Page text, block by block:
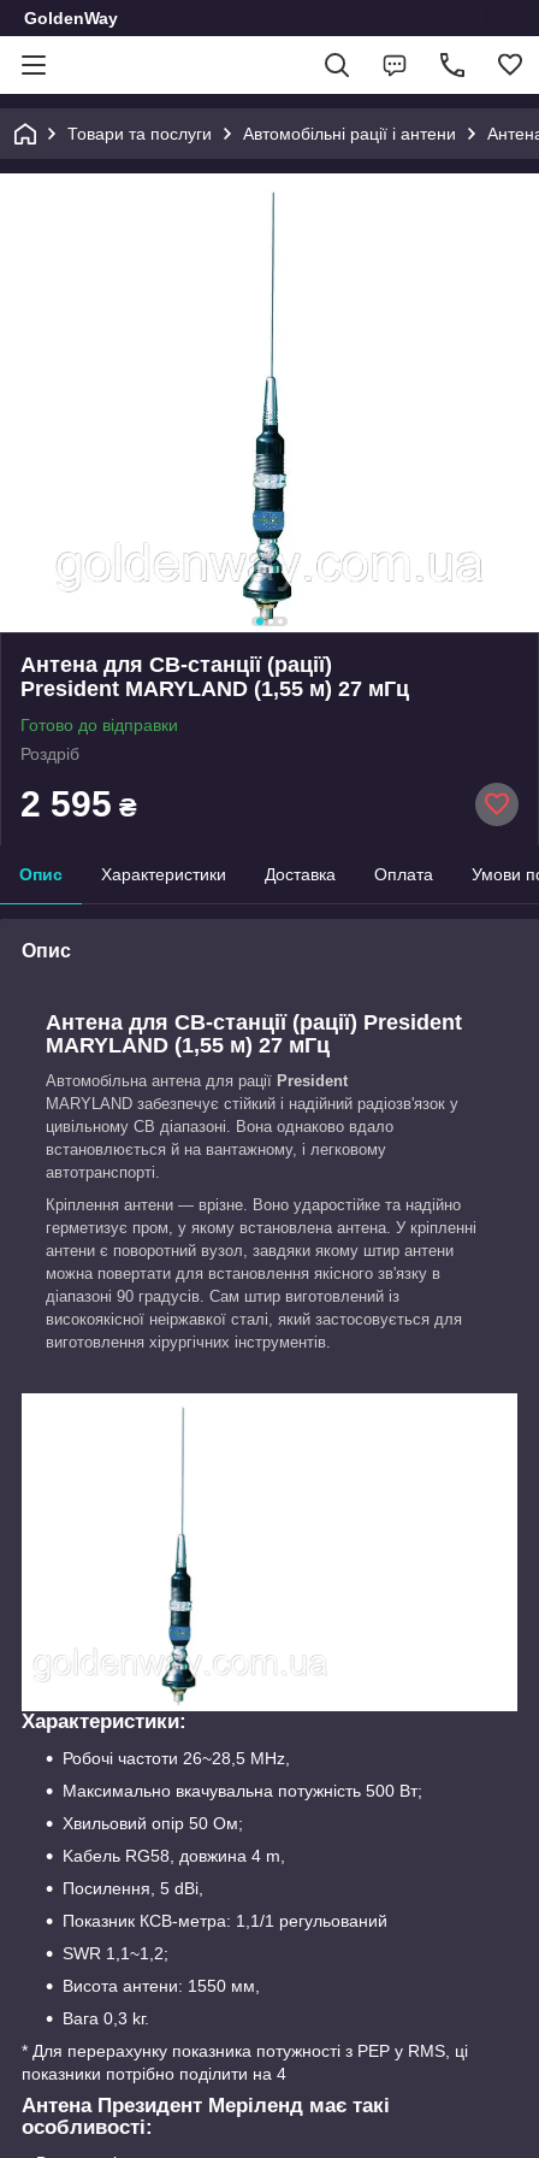
GoldenWay
Товари та послуги Автомобільні рації і антени
Антена для CB-станції (рації)
President MARYLAND (1,55 м) 27 мГц
Готово до відправки
Роздріб
2 595 ₴
Опис Характеристики Доставка Оплата Умови
Опис
Антена для CB-станції (рації) President
MARYLAND (1,55 м) 27 мГц
Автомобільна антена для рації President
MARYLAND забезпечує стійкий і надійний радіозв'язок у
цивільному CB діапазоні. Вона однаково вдало
встановлюється й на вантажному, і легковому
автотранспорті.
Кріплення антени — врізне. Воно ударостійке та надійно
герметизує пром, у якому встановлена антена. У кріпленні
антени є поворотний вузол, завдяки якому штир антени
можна повертати для встановлення якісного зв'язку в
діапазоні 90 градусів. Сам штир виготовлений із
високоякісної неіржавкої сталі, який застосовується для
виготовлення хірургічних інструментів.
Характеристики:
Робочі частоти 26~28,5 MHz,
Максимально вкачувальна потужність 500 Вт;
Хвильовий опір 50 Ом;
Kaбель RG58, довжина 4 m,
Посилення, 5 dBi,
Показник КСВ-метра: 1,1/1 регульований
SWR 1,1~1,2;
Висота антени: 1550 мм,
Вага 0,3 kг.
* Для перерахунку показника потужності з РЕР у RMS, ці
показники потрібно поділити на 4
Антена Президент Меріленд має такі
особливості: